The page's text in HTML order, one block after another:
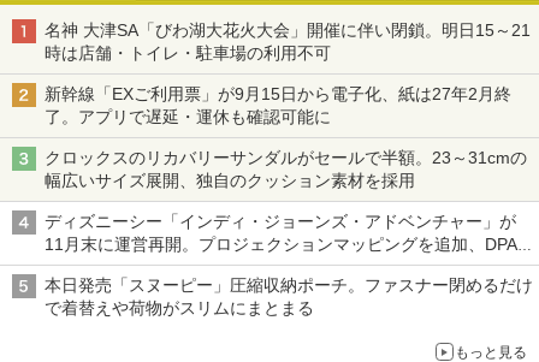
名神 大津SA「びわ湖大花火大会」開催に伴い閉鎖。明日15～21
時は店舗・トイレ・駐車場の利用不可
新幹線「EXご利用票」が9月15日から電子化、紙は27年2月終
了。アプリで遅延・運休も確認可能に
クロックスのリカバリーサンダルがセールで半額。23～31cmの
幅広いサイズ展開、独自のクッション素材を採用
ディズニーシー「インディ・ジョーンズ・アドベンチャー」が
11月末に運営再開。プロジェクションマッピングを追加、DPA
は1500円
本日発売「スヌーピー」圧縮収納ポーチ。ファスナー閉めるだけ
で着替えや荷物がスリムにまとまる
もっと見る